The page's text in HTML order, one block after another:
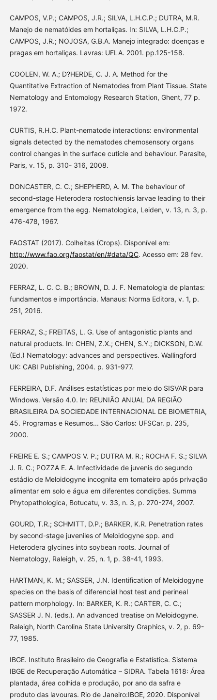
CAMPOS, V.P.; CAMPOS, J.R.; SILVA, L.H.C.P.; DUTRA, M.R.
Manejo de nematóides em hortaliças. In: SILVA, L.H.C.P.;
CAMPOS, J.R.; NOJOSA, G.B.A. Manejo integrado: doenças e
pragas em hortaliças. Lavras: UFLA. 2001. pp.125-158.
COOLEN, W. A.; D?HERDE, C. J. A. Method for the
Quantitative Extraction of Nematodes from Plant Tissue. State
Nematology and Entomology Research Station, Ghent, 77 p.
1972.
CURTIS, R.H.C. Plant-nematode interactions: environmental
signals detected by the nematodes chemosensory organs
control changes in the surface cuticle and behaviour. Parasite,
Paris, v. 15, p. 310- 316, 2008.
DONCASTER, C. C.; SHEPHERD, A. M. The behaviour of
second-stage Heterodera rostochiensis larvae leading to their
emergence from the egg. Nematologica, Leiden, v. 13, n. 3, p.
476-478, 1967.
FAOSTAT (2017). Colheitas (Crops). Disponível em:
http://www.fao.org/faostat/en/#data/QC. Acesso em: 28 fev.
2020.
FERRAZ, L. C. C. B.; BROWN, D. J. F. Nematologia de plantas:
fundamentos e importância. Manaus: Norma Editora, v. 1, p.
251, 2016.
FERRAZ, S.; FREITAS, L. G. Use of antagonistic plants and
natural products. In: CHEN, Z.X.; CHEN, S.Y.; DICKSON, D.W.
(Ed.) Nematology: advances and perspectives. Wallingford
UK: CABI Publishing, 2004. p. 931-977.
FERREIRA, D.F. Análises estatísticas por meio do SISVAR para
Windows. Versão 4.0. In: REUNIÃO ANUAL DA REGIÃO
BRASILEIRA DA SOCIEDADE INTERNACIONAL DE BIOMETRIA,
45. Programas e Resumos... São Carlos: UFSCar. p. 235,
2000.
FREIRE E. S.; CAMPOS V. P.; DUTRA M. R.; ROCHA F. S.; SILVA
J. R. C.; POZZA E. A. Infectividade de juvenis do segundo
estádio de Meloidogyne incognita em tomateiro após privação
alimentar em solo e água em diferentes condições. Summa
Phytopathologica, Botucatu, v. 33, n. 3, p. 270-274, 2007.
GOURD, T.R.; SCHMITT, D.P.; BARKER, K.R. Penetration rates
by second-stage juveniles of Meloidogyne spp. and
Heterodera glycines into soybean roots. Journal of
Nematology, Raleigh, v. 25, n. 1, p. 38-41, 1993.
HARTMAN, K. M.; SASSER, J.N. Identification of Meloidogyne
species on the basis of diferencial host test and perineal
pattern morphology. In: BARKER, K. R.; CARTER, C. C.;
SASSER J. N. (eds.). An advanced treatise on Meloidogyne.
Raleigh, North Carolina State University Graphics, v. 2, p. 69-
77, 1985.
IBGE. Instituto Brasileiro de Geografia e Estatística. Sistema
IBGE de Recuperação Automática – SIDRA. Tabela 1618: Área
plantada, área colhida e produção, por ano da safra e
produto das lavouras. Rio de Janeiro:IBGE, 2020. Disponível